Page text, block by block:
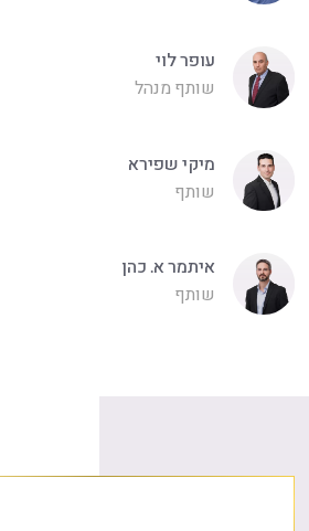
עופר לוי
שותף מנהל
מיקי שפירא
שותף
איתמר א. כהן
שותף